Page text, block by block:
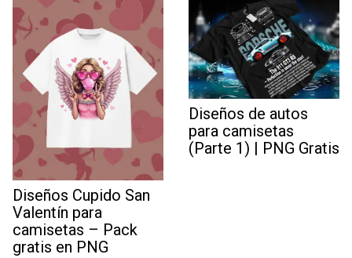
Diseños Cupido San
Valentín para
camisetas – Pack
gratis en PNG
Diseños de autos
para camisetas
(Parte 1) | PNG Gratis